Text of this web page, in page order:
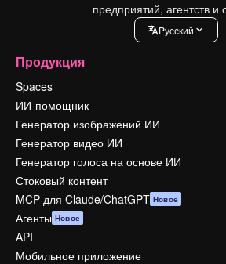
предприятий, агентств и
Pусский
Продукция
Spaces
ИИ-помощник
Генератор изображений ИИ
Генератор видео ИИ
Генератор голоса на основе ИИ
Стоковый контент
MCP для Claude/ChatGPT Новое
Агенты Новое
API
Мобильное приложение